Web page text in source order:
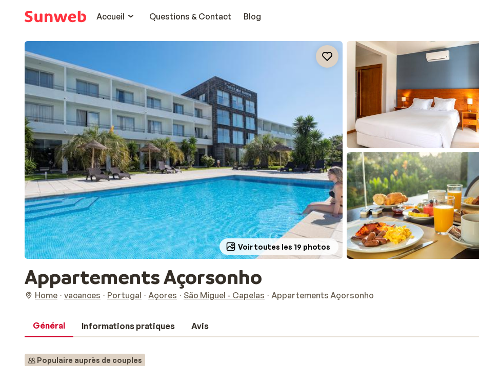
Accueil
Questions & Contact Blog
Voir toutes les 19 photos
Appartements Açorsonho
Home vacances Portugal Açores São Miguel - Capelas Appartements Açorsonho
Général Informations pratiques Avis
Populaire auprès de couples